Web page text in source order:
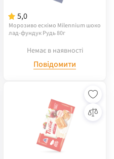
5,0
Морозиво ескімо Milennium шоко
лад-фундук Рудь 80г
Немає в наявності
Повідомити